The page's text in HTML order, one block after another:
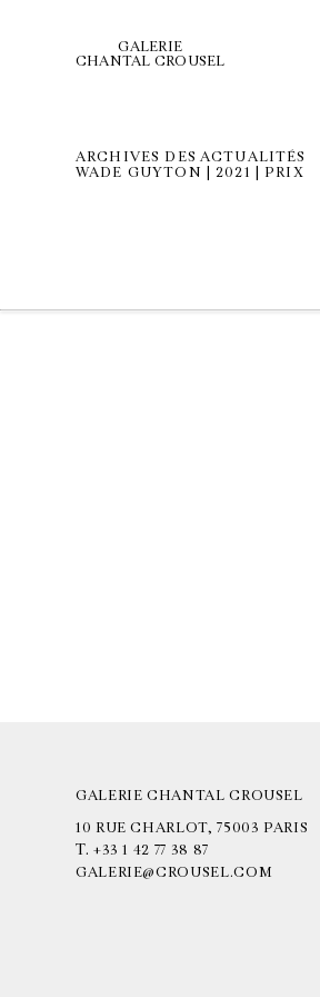
GALERIE
CHANTAL CROUSEL
ARCHIVES DES ACTUALITÉS
WADE GUYTON | 2021 | PRIX
GALERIE CHANTAL CROUSEL
10 RUE CHARLOT, 75003 PARIS
T. +33 1 42 77 38 87
GALERIE@CROUSEL.COM